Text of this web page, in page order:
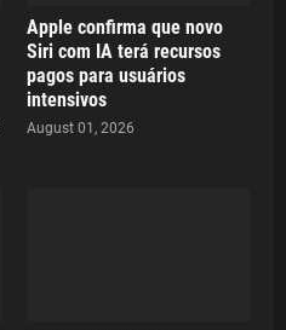
Apple confirma que novo
Siri com IA terá recursos
pagos para usuários
intensivos
August 01, 2026